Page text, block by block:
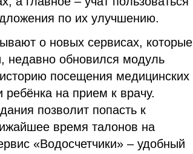
по их улучшению.
о новых сервисах, которые
недавно обновился модуль
посещения медицинских
ребёнка на прием к врачу.
позволит попасть к
время талонов на
«Водосчетчики» – удобный